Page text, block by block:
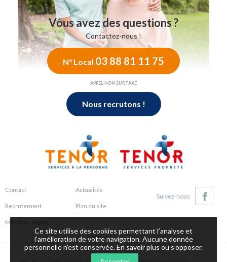
Vous avez des questions ?
Contactez-nous !
N° Local 03 88 81 11 75
APPEL NON SURTAXÉ
Nous recrutons !
Contact Actualités
Recrutement Plan du site
Mentions légales
Suivez-nous
Ce site utilise des cookies permettant l’analyse et
l’amélioration de votre navigation. Aucune donnée
personnelle n’est conservée.En savoir plus ou s’opposer.